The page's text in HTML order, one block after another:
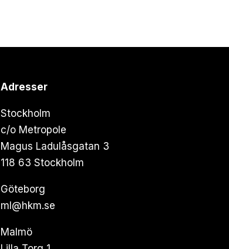
Adresser
Stockholm
c/o Metropole
Magus Ladulåsgatan 3
118 63 Stockholm
Göteborg
ml@hkm.se
Malmö